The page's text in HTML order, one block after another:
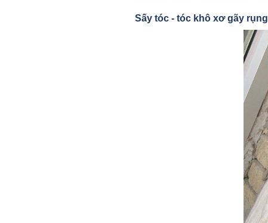
Sấy tóc - tóc khô xơ gãy rụng